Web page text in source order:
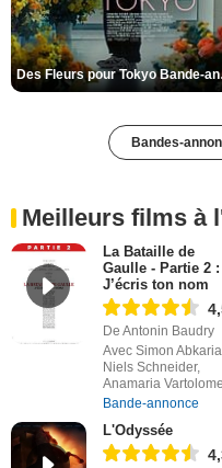
Des
Bandes-
Meilleurs films à
La Bataille de
Gaulle - Partie 2 :
J’écris ton nom
De Antonin Baudry
Avec Simon
Niels Schneider,
Anamaria
Bande-annonce
L'Odyssée